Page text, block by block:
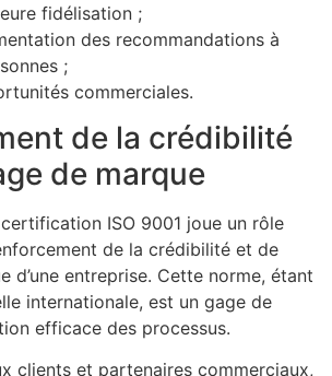
fidélisation ;
des recommandations à
;
commerciales.
de la crédibilité
de marque
ISO 9001 joue un rôle
de la crédibilité et de
d’une entreprise. Cette norme, étant
internationale, est un gage de
efficace des processus.
clients et partenaires commerciaux,